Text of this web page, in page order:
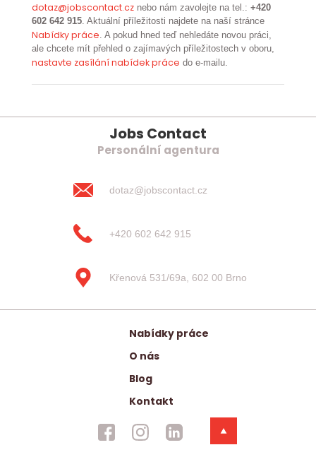
dotaz@jobscontact.cz nebo nám zavolejte na tel.:+420
602 642 915. Aktuální příležitosti najdete na naší stránce
Nabídky práce. A pokud hned teď nehledáte novou práci,
ale chcete mít přehled o zajímavých příležitostech v oboru,
nastavte zasílání nabídek práce do e-mailu.
Jobs Contact
Personální agentura
dotaz@jobscontact.cz
+420 602 642 915
Křenová 531/69a, 602 00 Brno
Nabídky práce
O nás
Blog
Kontakt